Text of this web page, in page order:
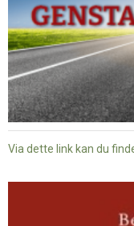
Via dette link kan du